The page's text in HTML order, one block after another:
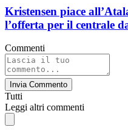
Kristensen piace
l’offerta per il centrale
Commenti
Invia Commento
Tutti
Leggi altri commenti